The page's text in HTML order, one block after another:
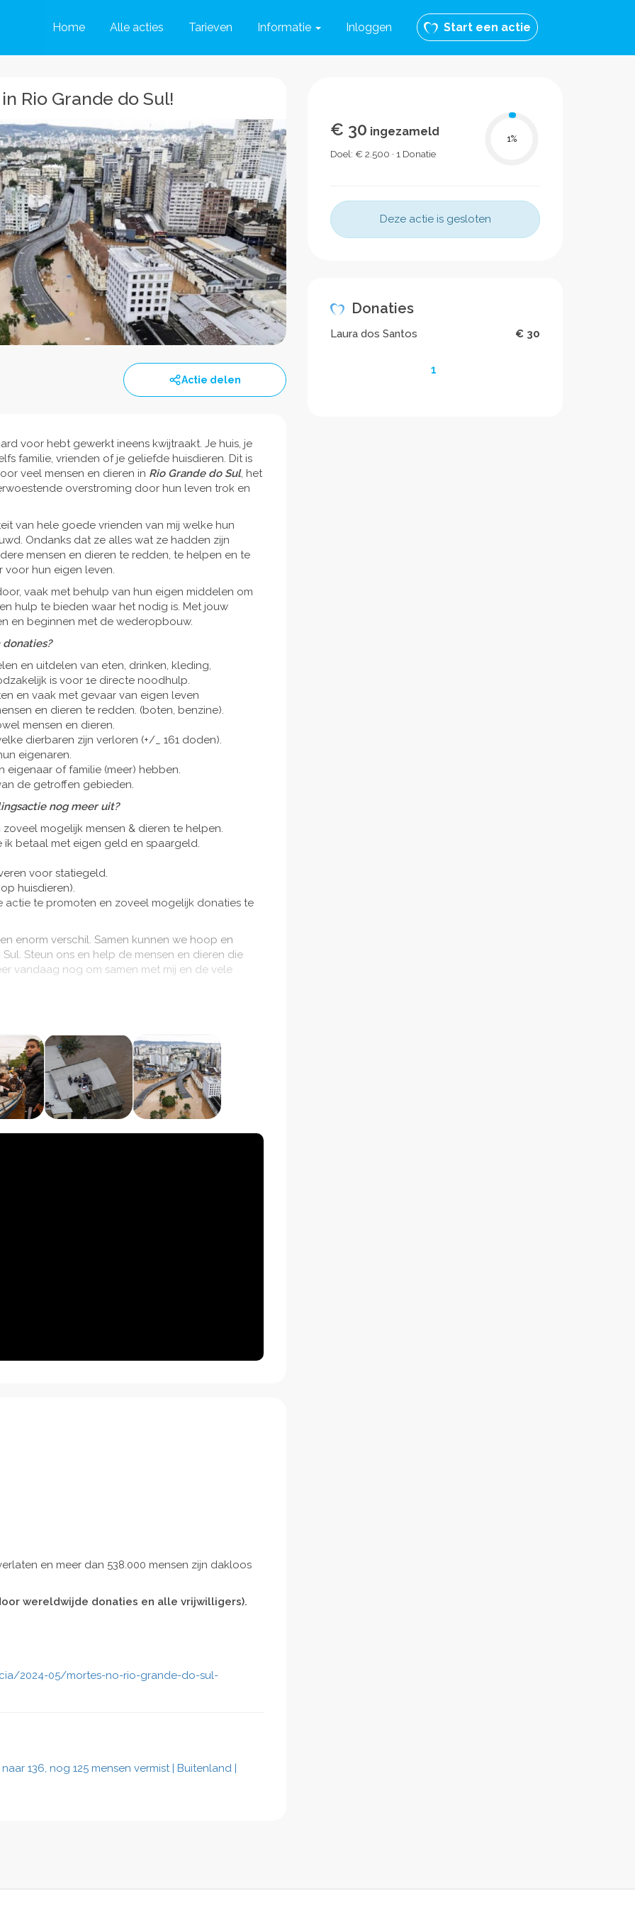
Home Alle acties Tarieven Informatie Inloggen Start een actie
Rio Grande do Sul!
Actie delen
voor hebt gewerkt ineens kwijtraakt. Je huis, je
familie, vrienden of je geliefde huisdieren. Dit is
veel mensen en dieren in Rio Grande do Sul, het
overstroming door hun leven trok en
van hele goede vrienden van mij welke hun
Ondanks dat ze alles wat ze hadden zijn
mensen en dieren te redden, te helpen en te
voor hun eigen leven.
vaak met behulp van hun eigen middelen om
hulp te bieden waar het nodig is. Met jouw
en beginnen met de wederopbouw.
en uitdelen van eten, drinken, kleding,
is voor 1e directe noodhulp.
en vaak met gevaar van eigen leven
en dieren te redden. (boten, benzine).
mensen en dieren.
dierbaren zijn verloren (+/_ 161 doden).
eigenaren.
eigenaar of familie (meer) hebben.
de getroffen gebieden.
nog meer uit?
mogelijk mensen & dieren te helpen.
betaal met eigen geld en spaargeld.
voor statiegeld.
huisdieren).
te promoten en zoveel mogelijk donaties te
enorm verschil. Samen kunnen we hoop en
Steun ons en help de mensen en dieren die
vandaag nog om samen met mij en de vele
over de ramp, de huidige situatie, de
gebeurd. Zie de pagina voor de links naar
voor meer informatie.
bedank ik je met heel mijn hart en ziel
hulp en donaties. Obrigado por todo o apoio e
en meer dan 538.000 mensen zijn dakloos
wereldwijde donaties en alle vrijwilligers).
2024-05/mortes-no-rio-grande-do-sul-
136, nog 125 mensen vermist | Buitenland |
€ 30 ingezameld
Doel: € 2.500 · 1 Donatie
1%
Deze actie is gesloten
Donaties
Laura dos Santos € 30
1